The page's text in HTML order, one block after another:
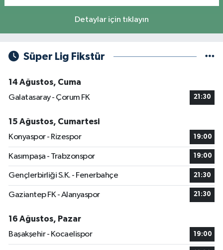
Detaylar için tıklayın
Süper Lig Fikstür
14 Ağustos, Cuma
Galatasaray - Çorum FK
21:30
15 Ağustos, Cumartesi
Konyaspor - Rizespor
19:00
Kasımpaşa - Trabzonspor 19:00
Gençlerbirliği S.K. - Fenerbahçe 21:30
Gaziantep FK - Alanyaspor 21:30
16 Ağustos, Pazar
Başakşehir - Kocaelispor
19:00